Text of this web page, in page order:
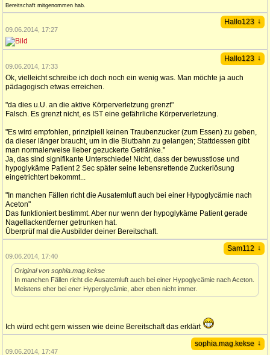
Bereitschaft mitgenommen hab.
Hallo123 ↓
09.06.2014, 17:27
Hallo123 ↓
09.06.2014, 17:33
Ok, vielleicht schreibe ich doch noch ein wenig was. Man möchte ja auch
pädagogisch etwas erreichen.
"da dies u.U. an die aktive Körperverletzung grenzt"
Falsch. Es grenzt nicht, es IST eine gefährliche Körperverletzung.
"Es wird empfohlen, prinzipiell keinen Traubenzucker (zum Essen) zu geben,
da dieser länger braucht, um in die Blutbahn zu gelangen; Stattdessen gibt
man normalerweise lieber gezuckerte Getränke."
Ja, das sind signifikante Unterschiede! Nicht, dass der bewusstlose und
hypoglykäme Patient 2 Sec später seine lebensrettende Zuckerlösung
eingetrichtert bekommt...
"In manchen Fällen richt die Ausatemluft auch bei einer Hypoglycämie nach
Aceton"
Das funktioniert bestimmt. Aber nur wenn der hypoglykäme Patient gerade
Nagellackentferner getrunken hat.
Überprüf mal die Ausbilder deiner Bereitschaft.
Sam112 ↓
09.06.2014, 17:40
Original von sophia.mag.kekse
In manchen Fällen richt die Ausatemluft auch bei einer Hypoglycämie nach Aceton.
Meistens eher bei ener Hyperglycämie, aber eben nicht immer.
Ich würd echt gern wissen wie deine Bereitschaft das erklärt
sophia.mag.kekse ↓
09.06.2014, 17:47